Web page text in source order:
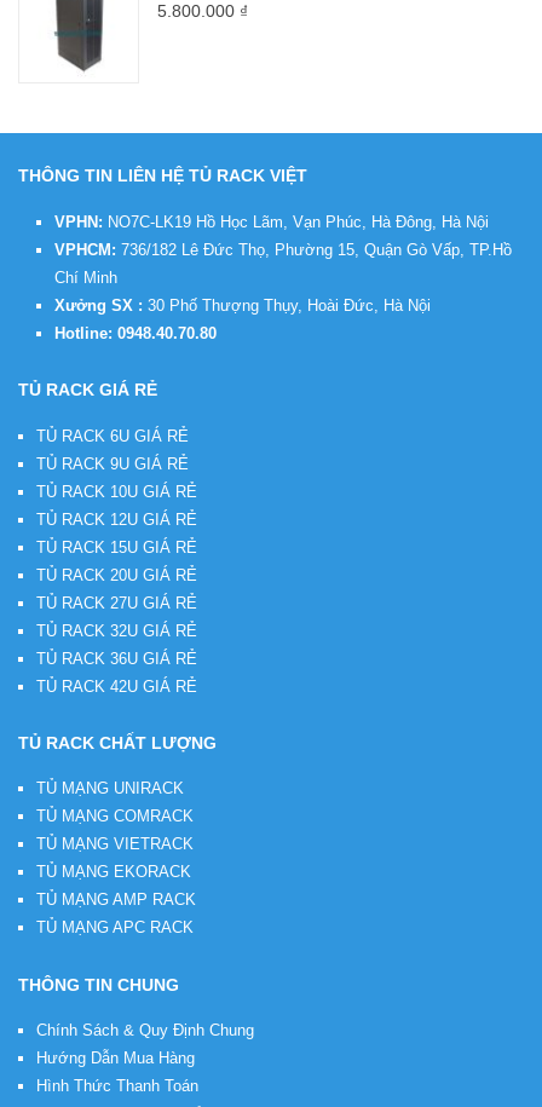
5.800.000 ₫
THÔNG TIN LIÊN HỆ TỦ RACK VIỆT
VPHN: NO7C-LK19 Hồ Học Lãm, Vạn Phúc, Hà Đông, Hà Nội
VPHCM: 736/182 Lê Đức Thọ, Phường 15, Quận Gò Vấp, TP.Hồ
Chí Minh
Xưởng SX : 30 Phố Thượng Thụy, Hoài Đức, Hà Nội
Hotline: 0948.40.70.80
TỦ RACK GIÁ RẺ
TỦ RACK 6U GIÁ RẺ
TỦ RACK 9U GIÁ RẺ
TỦ RACK 10U GIÁ RẺ
TỦ RACK 12U GIÁ RẺ
TỦ RACK 15U GIÁ RẺ
TỦ RACK 20U GIÁ RẺ
TỦ RACK 27U GIÁ RẺ
TỦ RACK 32U GIÁ RẺ
TỦ RACK 36U GIÁ RẺ
TỦ RACK 42U GIÁ RẺ
TỦ RACK CHẤT LƯỢNG
TỦ MẠNG UNIRACK
TỦ MẠNG COMRACK
TỦ MẠNG VIETRACK
TỦ MẠNG EKORACK
TỦ MẠNG AMP RACK
TỦ MẠNG APC RACK
THÔNG TIN CHUNG
Chính Sách & Quy Định Chung
Hướng Dẫn Mua Hàng
Hình Thức Thanh Toán